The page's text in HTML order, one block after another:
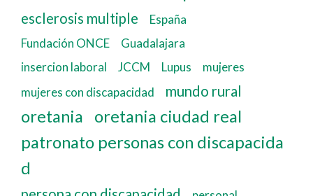
esclerosis multiple
España
Fundación ONCE
Guadalajara
insercion laboral
JCCM Lupus
mujeres
mujeres con discapacidad
mundo rural
oretania
oretania ciudad real
patronato personas con discapacida
d